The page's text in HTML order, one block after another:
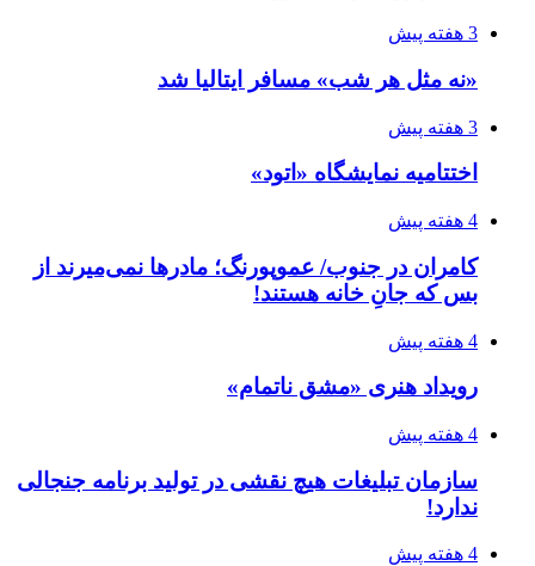
3 هفته پیش
«نه مثل هر شب» مسافر ایتالیا شد
3 هفته پیش
اختتامیه نمایشگاه «اتود»
4 هفته پیش
کامران در جنوب/ عموپورنگ؛ مادرها نمی‌میرند از
بس که جانِ خانه هستند!
4 هفته پیش
رویداد هنری «مشق ناتمام»
4 هفته پیش
سازمان تبلیغات هیچ نقشی در تولید برنامه جنجالی
ندارد!
4 هفته پیش